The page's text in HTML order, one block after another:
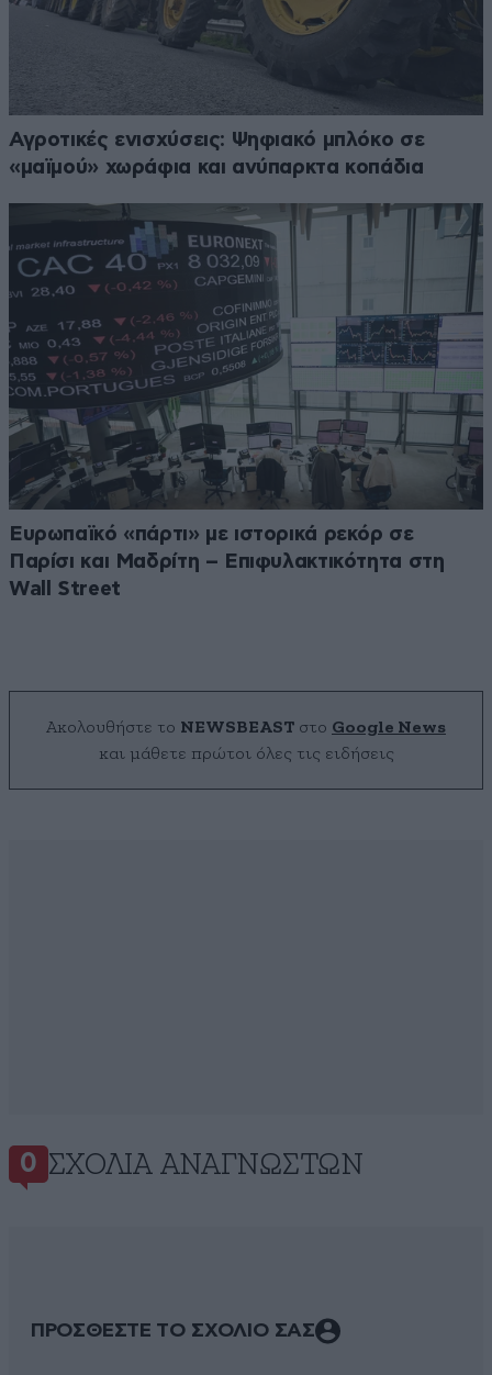
Αγροτικές ενισχύσεις: Ψηφιακό μπλόκο σε
«μαϊμού» χωράφια και ανύπαρκτα κοπάδια
Ευρωπαϊκό «πάρτι» με ιστορικά ρεκόρ σε
Παρίσι και Μαδρίτη – Επιφυλακτικότητα στη
Wall Street
Ακολουθήστε το NEWSBEAST στο Google News
και μάθετε πρώτοι όλες τις ειδήσεις
0 ΣΧΌΛΙΑ ΑΝΑΓΝΩΣΤΏΝ
ΠΡΟΣΘΕΣΤΕ ΤΟ ΣΧΟΛΙΟ ΣΑΣ